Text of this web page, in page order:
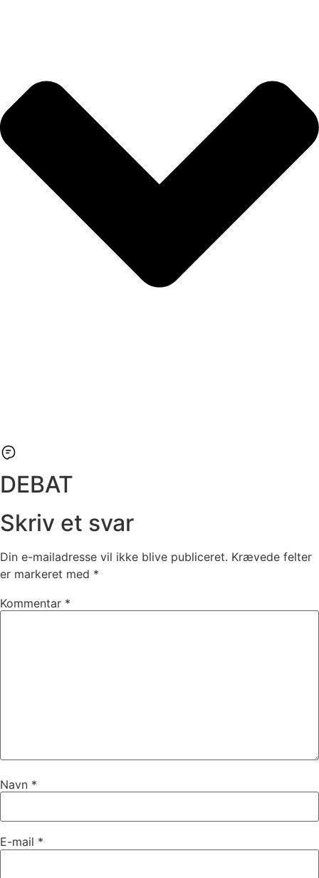
DEBAT
Skriv et svar
Din e-mailadresse vil ikke blive publiceret. Krævede felter
er markeret med *
Kommentar *
Navn *
E-mail *